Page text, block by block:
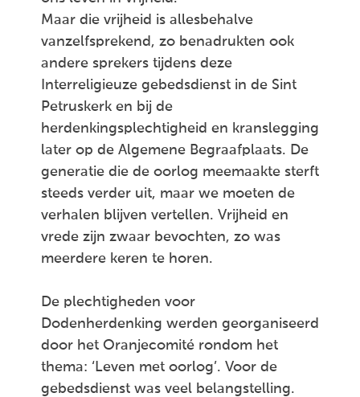
Maar die vrijheid is allesbehalve
vanzelfsprekend, zo benadrukten ook
andere sprekers tijdens deze
Interreligieuze gebedsdienst in de Sint
Petruskerk en bij de
herdenkingsplechtigheid en kranslegging
later op de Algemene Begraafplaats. De
generatie die de oorlog meemaakte sterft
steeds verder uit, maar we moeten de
verhalen blijven vertellen. Vrijheid en
vrede zijn zwaar bevochten, zo was
meerdere keren te horen.
De plechtigheden voor
Dodenherdenking werden georganiseerd
door het Oranjecomité rondom het
thema: ‘Leven met oorlog’. Voor de
gebedsdienst was veel belangstelling.